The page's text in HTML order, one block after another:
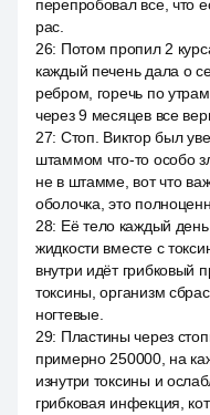
перепробовал все, что
рас.
26: Потом пропил 2
каждый печень дала о
ребром, горечь по
через 9 месяцев все
27: Стоп. Виктор был
штаммом что-то особо
не в штамме, вот что
оболочка, это
28: Её тело каждый
жидкости вместе с
внутри идёт грибковый
токсины, организм
ногтевые.
29: Пластины через
примерно 250000, на
изнутри токсины и
грибковая инфекция,